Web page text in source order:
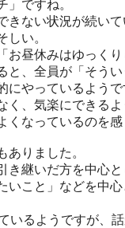
」ですね。
きない状況が続い
い。
昼休みはゆっく
、全員が「そう
やっているようで
、気楽にできるよ
なっているのを感
りました。
継いだ方を中心
いこと」などを中
いるようですが、